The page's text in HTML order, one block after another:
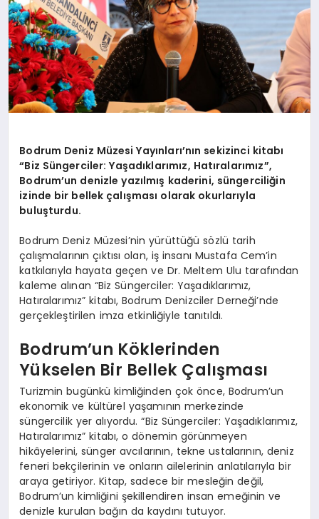
MUĞLA
☰
Bodrum Deniz Müzesi Yayınları’nın sekizinci kitabı
“Biz Süngerciler: Yaşadıklarımız, Hatıralarımız”,
Bodrum’un denizle yazılmış kaderini, süngerciliğin
izinde bir bellek çalışması olarak okurlarıyla
buluşturdu.
Bodrum Deniz Müzesi’nin yürüttüğü sözlü tarih
çalışmalarının çıktısı olan, iş insanı Mustafa Cem’in
katkılarıyla hayata geçen ve Dr. Meltem Ulu tarafından
kaleme alınan “Biz Süngerciler: Yaşadıklarımız,
Hatıralarımız” kitabı, Bodrum Denizciler Derneği’nde
gerçekleştirilen imza etkinliğiyle tanıtıldı.
Bodrum’un Köklerinden
Yükselen Bir Bellek Çalışması
Turizmin bugünkü kimliğinden çok önce, Bodrum’un
ekonomik ve kültürel yaşamının merkezinde
süngercilik yer alıyordu. “Biz Süngerciler: Yaşadıklarımız,
Hatıralarımız” kitabı, o dönemin görünmeyen
hikâyelerini, sünger avcılarının, tekne ustalarının, deniz
feneri bekçilerinin ve onların ailelerinin anlatılarıyla bir
araya getiriyor. Kitap, sadece bir mesleğin değil,
Bodrum’un kimliğini şekillendiren insan emeğinin ve
denizle kurulan bağın da kaydını tutuyor.